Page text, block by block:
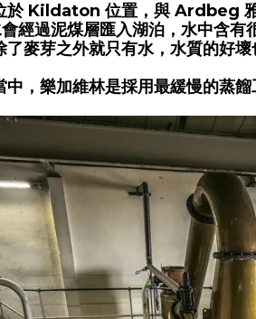
於 Kildaton 位置，與 Ardbeg
經過泥煤層匯入湖泊，水中含
麥芽之外就只有水，水質的好壞
，樂加維林是採用最緩慢的蒸